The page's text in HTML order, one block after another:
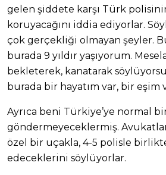
gelen şiddete karşı Türk
koruyacağını iddia ediyorlar.
çok gerçekliği olmayan şeyler.
burada 9 yıldır yaşıyorum.
bekleterek, kanatarak
burada bir hayatım var, bir eşim
Ayrıca beni Türkiye’ye normal
göndermeyeceklermiş.
özel bir uçakla, 4-5 polisle
edeceklerini söylüyorlar.